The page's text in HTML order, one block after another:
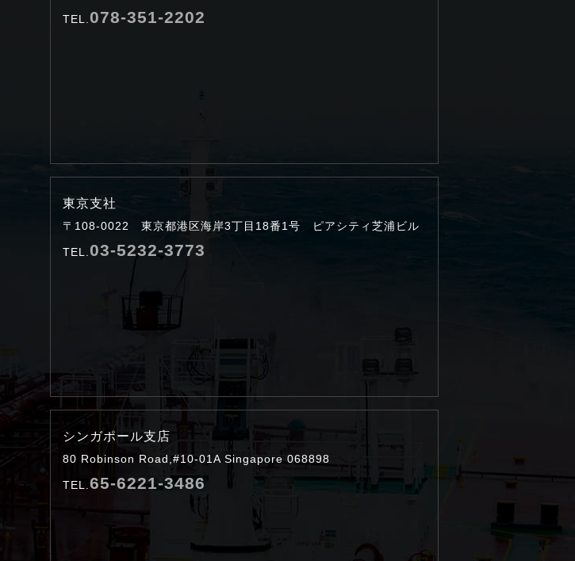
TEL. 078-351-2202
東京支社
〒108-0022 東京都港区海岸3丁目18番1号 ピアシティ芝浦ビル
TEL. 03-5232-3773
シンガポール支店
80 Robinson Road,#10-01A Singapore 068898
TEL.65-6221-3486